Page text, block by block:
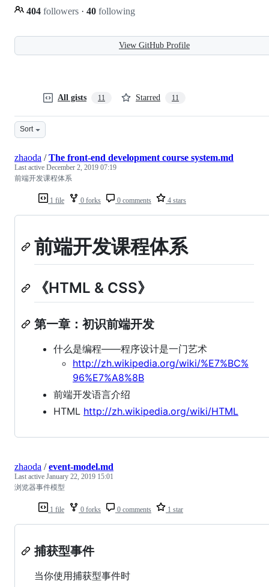
404 followers · 40 following
View GitHub Profile
All gists 11 Starred 11
Sort
1 file 0 forks 0 comments 4 stars
zhaoda /The front-end development course system.md
Last active December 2, 2019 07:19
前端开发课程体系
前端开发课程体系
《HTML & CSS》
第一章：初识前端开发
什么是编程——程序设计是一门艺术
http://zh.wikipedia.org/wiki/%E7%BC%
96%E7%A8%8B
前端开发语言介绍
HTML http://zh.wikipedia.org/wiki/HTML
1 file 0 forks 0 comments 1 star
zhaoda /event-model.md
Last active January 22, 2019 15:01
浏览器事件模型
捕获型事件
当你使用捕获型事件时